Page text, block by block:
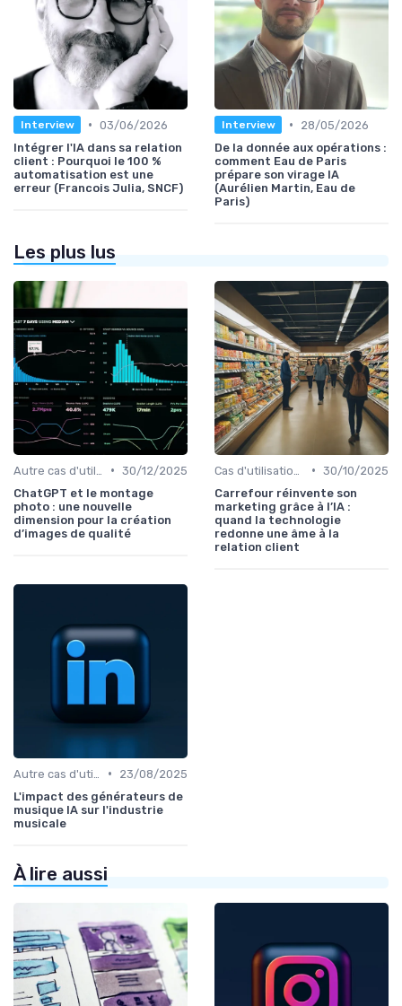
Interview • 03/06/2026
Intégrer l'IA dans sa relation
client : Pourquoi le 100 %
automatisation est une
erreur (Francois Julia, SNCF)
Interview •
28/05/2026
De la donnée aux opérations :
comment Eau de Paris
prépare son virage IA
(Aurélien Martin, Eau de
Paris)
Les plus lus
• 30/12/2025
ChatGPT et le montage
photo : une nouvelle
dimension pour la création
d’images de qualité
• 30/10/2025
Carrefour réinvente son
marketing grâce à l’IA :
quand la technologie
redonne une âme à la
relation client
•
23/08/2025
L'impact des générateurs de
musique IA sur l'industrie
musicale
À lire aussi